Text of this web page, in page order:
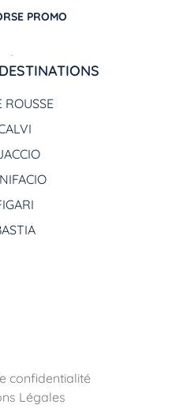
PROMO
ROUSSE
confidentialité
Légales